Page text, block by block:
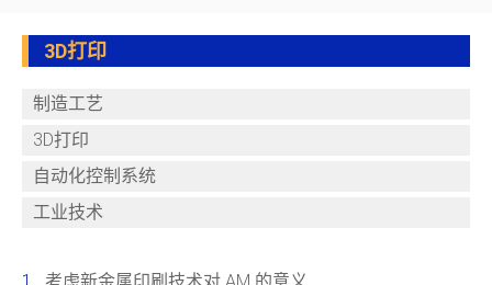
3D打印
制造工艺
3D打印
自动化控制系统
工业技术